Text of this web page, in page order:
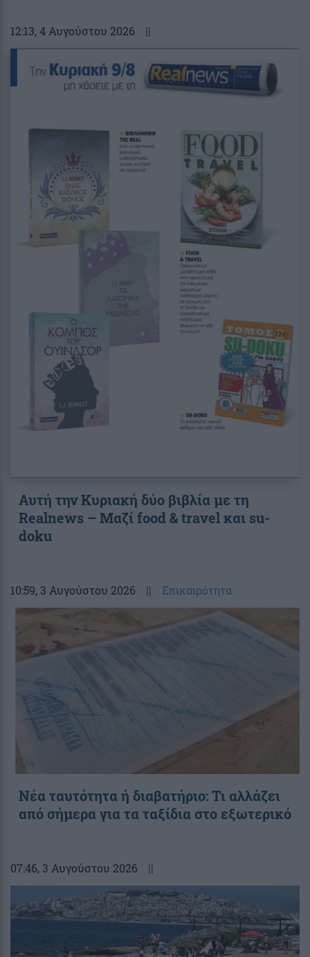
12:13, 4 Αυγούστου 2026 ||
Αυτή την Κυριακή δύο βιβλία με τη
Realnews – Μαζί food & travel και su-
doku
10:59, 3 Αυγούστου 2026 || Επικαιρότητα
Νέα ταυτότητα ή διαβατήριο: Τι αλλάζει
από σήμερα για τα ταξίδια στο εξωτερικό
07:46, 3 Αυγούστου 2026 ||